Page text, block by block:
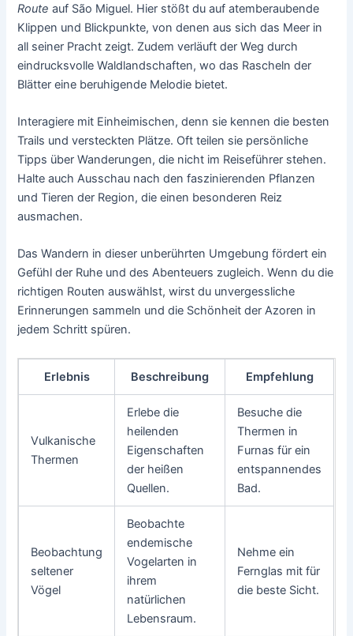
Route auf São Miguel. Hier stößt du auf atemberaubende
Klippen und Blickpunkte, von denen aus sich das Meer in
all seiner Pracht zeigt. Zudem verläuft der Weg durch
eindrucksvolle Waldlandschaften, wo das Rascheln der
Blätter eine beruhigende Melodie bietet.
Interagiere mit Einheimischen, denn sie kennen die besten
Trails und versteckten Plätze. Oft teilen sie persönliche
Tipps über Wanderungen, die nicht im Reiseführer stehen.
Halte auch Ausschau nach den faszinierenden Pflanzen
und Tieren der Region, die einen besonderen Reiz
ausmachen.
Das Wandern in dieser unberührten Umgebung fördert ein
Gefühl der Ruhe und des Abenteuers zugleich. Wenn du die
richtigen Routen auswählst, wirst du unvergessliche
Erinnerungen sammeln und die Schönheit der Azoren in
jedem Schritt spüren.
Erlebnis Beschreibung Empfehlung
Vulkanische
Thermen
Erlebe die
heilenden
Eigenschaften
der heißen
Quellen.
Besuche die
Thermen in
Furnas für ein
entspannendes
Bad.
Beobachtung
seltener
Vögel
Beobachte
endemische
Vogelarten in
ihrem
natürlichen
Lebensraum.
Nehme ein
Fernglas mit für
die beste Sicht.